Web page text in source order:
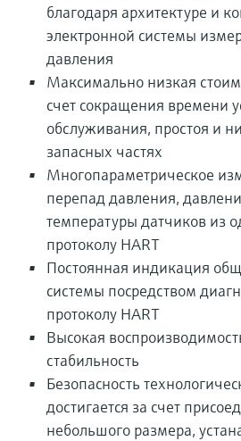
благодаря архитектуре и
электронной системы
давления
Максимально низкая
счет сокращения времени
обслуживания, простоя и
запасных частях
Многопараметрическое
перепад давления,
температуры датчиков из
протоколу HART
Постоянная индикация
системы посредством
протоколу HART
Высокая
стабильность
Безопасность
достигается за счет
небольшого размера,